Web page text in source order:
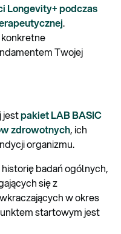
Longevity+ podczas
.
Twojej
jestpakiet LAB BASIC
zdrowotnych, ich
organizmu.
badań ogólnych,
się z
w okres
startowym jest